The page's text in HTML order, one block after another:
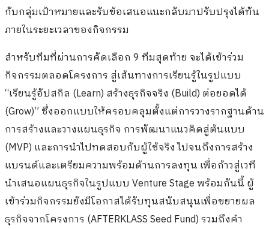
กับกลุ่มเป้าหมายและรับข้อเสนอแนะกลับมาปรับปรุงได้ทัน
ภายในระยะเวลาของกิจกรรม
สำหรับทีมที่ผ่านการคัดเลือก 9 ทีมสุดท้าย จะได้เข้าร่วม
กิจกรรมตลอดโครงการ สู่เส้นทางการเรียนรู้ในรูปแบบ
“เรียนรู้อัปสกิล (Learn) สร้างธุรกิจจริง (Build) ต่อยอดได้
(Grow)” ซึ่งออกแบบให้ครอบคลุมตั้งแต่การวางรากฐานด้าน
การสร้างและวางแผนธุรกิจ การพัฒนาแนวคิดสู่ต้นแบบ
(MVP) และการนำไปทดสอบกับผู้ใช้จริง ไปจนถึงการสร้าง
แบรนด์และเตรียมความพร้อมด้านการลงทุน เพื่อก้าวสู่เวที
นำเสนอแผนธุรกิจในรูปแบบ Venture Stage พร้อมกันนี้ ผู้
เข้าร่วมกิจกรรมยังมีโอกาสได้รับทุนสนับสนุนเพื่อขยายผล
ธุรกิจจากโครงการ (AFTERKLASS Seed Fund) รวมถึงคำ